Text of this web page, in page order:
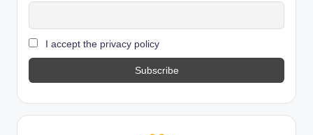
I accept the privacy policy